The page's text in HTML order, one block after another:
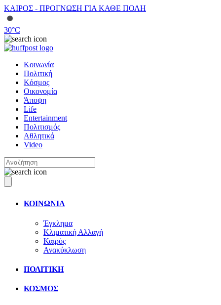
ΚΑΙΡΟΣ - ΠΡΟΓΝΩΣΗ ΓΙΑ ΚΑΘΕ ΠΟΛΗ
30°C
Κοινωνία
Πολιτική
Κόσμος
Οικονομία
Άποψη
Life
Entertainment
Πολιτισμός
Αθλητικά
Video
ΚΟΙΝΩΝΙΑ
Έγκλημα
Κλιματική Αλλαγή
Καιρός
Ανακύκλωση
ΠΟΛΙΤΙΚΗ
ΚΟΣΜΟΣ